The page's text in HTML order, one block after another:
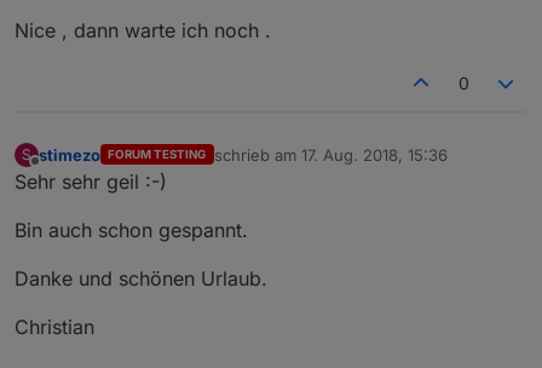
Nice , dann warte ich noch .
0
S
Offline
stimezo FORUM TESTING schrieb am 17. Aug. 2018, 15:36
zuletzt editiert von
Sehr sehr geil :-)
Bin auch schon gespannt.
Danke und schönen Urlaub.
Christian